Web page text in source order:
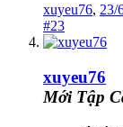
xuyeu76, 23/
#23
xuyeu76
Mới Tập